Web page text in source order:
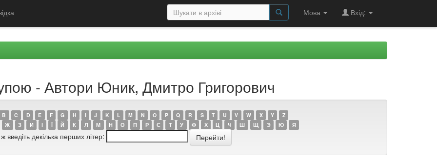
Мова Вхід:
- Автори Юник, Дмитро Григорович
B C D E F G H I J K L M N O P Q R S T U V W X Y
Z
Ж З И І Ї Й К Л М Н О П Р С Т У Ф Х Ц Ч Ш Щ Э Ю Я
введіть декілька перших літер: